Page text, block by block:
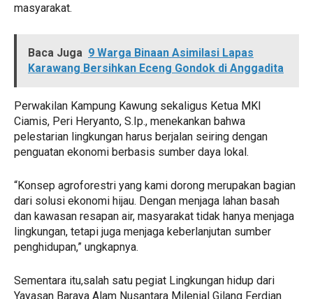
masyarakat.
Baca Juga 9 Warga Binaan Asimilasi Lapas
Karawang Bersihkan Eceng Gondok di Anggadita
Perwakilan Kampung Kawung sekaligus Ketua MKI
Ciamis, Peri Heryanto, S.Ip., menekankan bahwa
pelestarian lingkungan harus berjalan seiring dengan
penguatan ekonomi berbasis sumber daya lokal.
“Konsep agroforestri yang kami dorong merupakan bagian
dari solusi ekonomi hijau. Dengan menjaga lahan basah
dan kawasan resapan air, masyarakat tidak hanya menjaga
lingkungan, tetapi juga menjaga keberlanjutan sumber
penghidupan,” ungkapnya.
Sementara itu,salah satu pegiat Lingkungan hidup dari
Yayasan Baraya Alam Nusantara Milenial Gilang Ferdian